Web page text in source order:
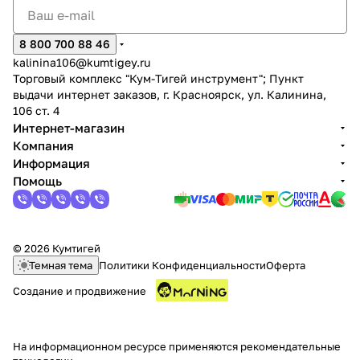
8 800 700 88 46
kalinina106@kumtigey.ru
Торговый комплекс "Кум-Тигей инструмент"; Пункт
выдачи интернет заказов, г. Красноярск, ул. Калинина,
106 ст. 4
Интернет-магазин
Компания
Информация
Помощь
© 2026 Кумтигей
Темная тема Политики КонфиденциальностиОферта
Создание и продвижение
На информационном ресурсе применяются рекомендательные